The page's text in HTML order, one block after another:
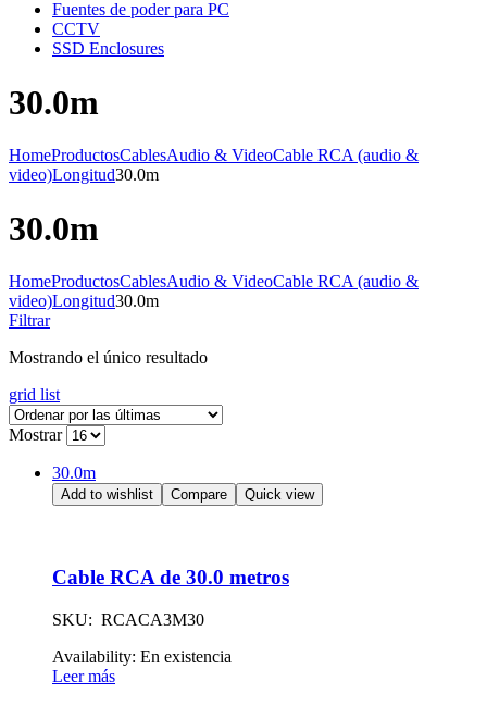
Fuentes de poder para PC
CCTV
SSD Enclosures
30.0m
HomeProductosCablesAudio & VideoCable RCA (audio &
video)Longitud30.0m
30.0m
HomeProductosCablesAudio & VideoCable RCA (audio &
video)Longitud30.0m
Filtrar
Mostrando el único resultado
grid list
Mostrar
30.0m
Add to wishlist Compare Quick view
Cable RCA de 30.0 metros
SKU: RCACA3M30
Availability: En existencia
Leer más